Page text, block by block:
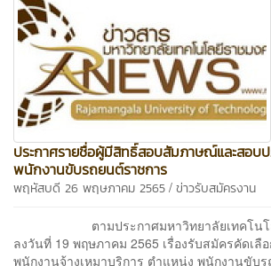
ประกาศรายชื่อผู้มีสิทธิ์สอบสัมภาษณ์และสอบ
พนักงานขับรถยนต์ราชการ
พฤหัสบดี 26 พฤษภาคม 2565 / ข่าวรับสมัครงาน
ตามประกาศมหาวิทยาลัยเทคโนโลยี
ลงวันที่ 19 พฤษภาคม 2565 เรื่องรับสมัครคัดเลื
พนักงานจ้างเหมาบริการ ตำแหน่ง พนักงานขับ